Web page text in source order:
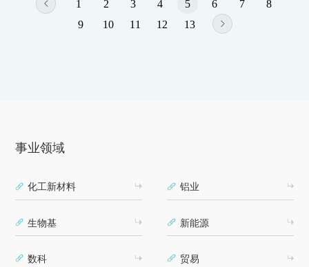
1 2 3 4 5 6 7
8
9
10 11 12 13
事业领域
化工新材料 铝业
生物基 新能源
数科 贸易